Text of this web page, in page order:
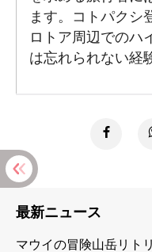
ます。コトパクシ
ロトア周辺でのハ
は忘れられない経
最新ニュース
マウイの冒険山岳リト